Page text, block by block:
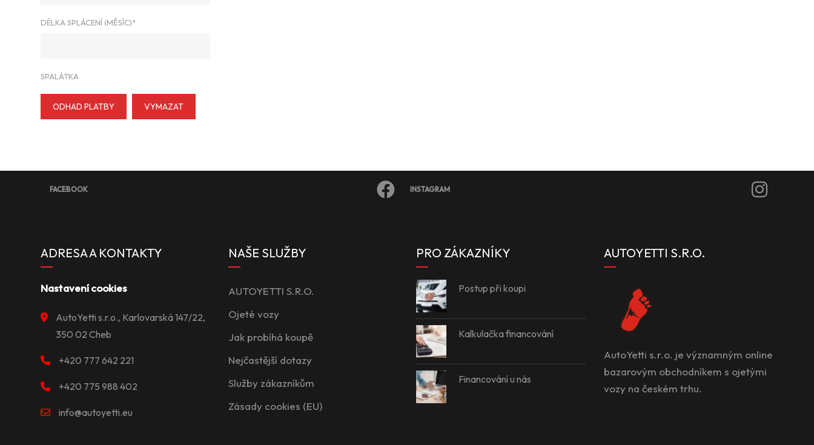
DÉLKA SPLÁCENÍ (MĚSÍC)*
SPALÁTKA
ODHAD PLATBY VYMAZAT
FACEBOOK INSTAGRAM
ADRESA A KONTAKTY
Nastavení cookies
AutoYetti s.r.o., Karlovarská 147/22,
350 02 Cheb
+420 777 642 221
+420 775 988 402
info@autoyetti.eu
NAŠE SLUŽBY
AUTOYETTI S.R.O.
Ojeté vozy
Jak probíhá koupě
Nejčastější dotazy
Služby zákazníkům
Zásady cookies (EU)
PRO ZÁKAZNÍKY
Postup při koupi
Kalkulačka financování
Financování u nás
AUTOYETTI S.R.O.
AutoYetti s.r.o. je významným online
bazarovým obchodníkem s ojetými
vozy na českém trhu.